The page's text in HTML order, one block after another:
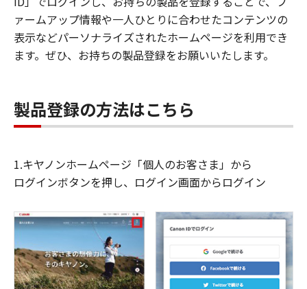
ァームアップ情報や一人ひとりに合わせたコンテンツの
表示などパーソナライズされたホームページを利用でき
ます。ぜひ、お持ちの製品登録をお願いいたします。
製品登録の方法はこちら
1.キヤノンホームページ「個人のお客さま」から
ログインボタンを押し、ログイン画面からログイン